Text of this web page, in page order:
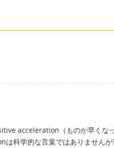
acceleration（ものが早くな
科学的な言葉ではありませんが